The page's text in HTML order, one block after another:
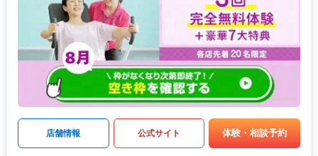
店舗情報 公式サイト 体験・相談予約